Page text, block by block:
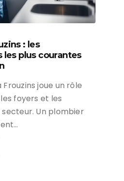
: les
plus courantes
joue un rôle
foyers et les
Un plombier